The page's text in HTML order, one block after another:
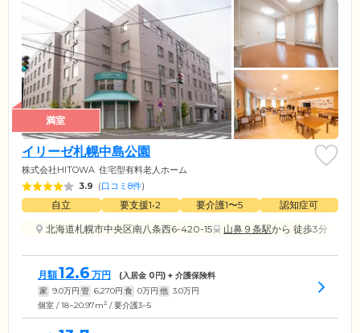
満室
イリーゼ札幌中島公園
株式会社HITOWA 住宅型有料老人ホーム
3.9 (口コミ8件)
自立 要支援1•2 要介護1〜5
認知症可
北海道札幌市中央区南八条西6-420-15
山鼻９条駅から 徒歩3分
月額12.6 万円 (入居金 0円) + 介護保険料
家 9.0万円 管 6,270円 食 0万円 他 3.0万円
個室 / 18~20.97m2 / 要介護3~5